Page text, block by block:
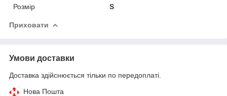
Розмір
S
Приховати
Умови доставки
Доставка здійснюється тільки по передоплаті.
Нова Пошта